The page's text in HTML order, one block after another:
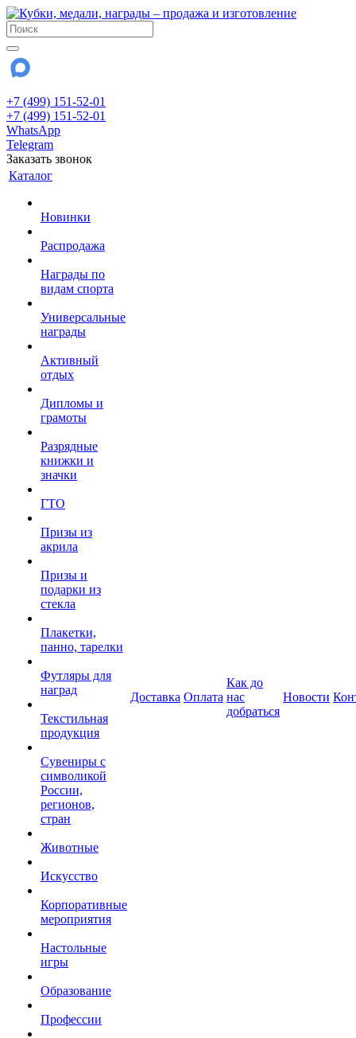
+7 (499) 151-52-01
+7 (499) 151-52-01
WhatsApp
Telegram
Заказать звонок
Каталог
Новинки
Распродажа
Награды по
видам спорта
Универсальные
награды
Активный
отдых
Дипломы и
грамоты
Разрядные
книжки и
значки
ГТО
Призы из
акрила
Призы и
подарки из
стекла
Плакетки,
панно, тарелки
Футляры для
наград
Текстильная
продукция
Сувениры с
символикой
России,
регионов,
стран
Животные
Искусство
Корпоративные
мероприятия
Настольные
игры
Образование
Профессии
Доставка Оплата
Как до
нас
добраться
Новости